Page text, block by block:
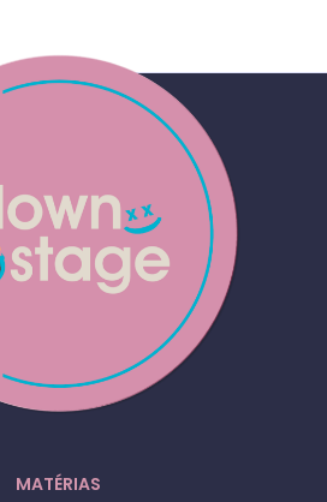
MATÉRIAS